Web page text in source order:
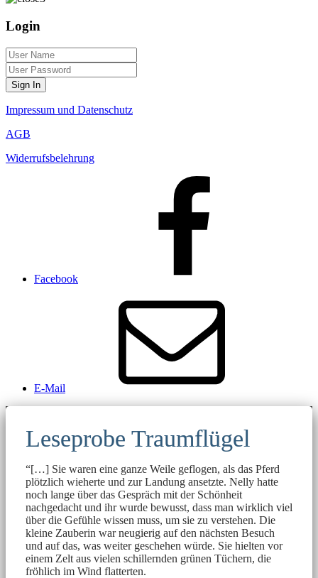
Login
Sign In
Impressum und Datenschutz
AGB
Widerrufsbelehrung
Facebook
E-Mail
Leseprobe Traumflügel
“[…] Sie waren eine ganze Weile geflogen, als das Pferd
plötzlich wieherte und zur Landung ansetzte. Nelly hatte
noch lange über das Gespräch mit der Schönheit
nachgedacht und ihr wurde bewusst, dass man wirklich viel
über die Gefühle wissen muss, um sie zu verstehen. Die
kleine Zauberin war neugierig auf den nächsten Besuch
und auf das, was weiter geschehen würde. Sie hielten vor
einem Zelt aus vielen schillernden grünen Tüchern, die
fröhlich im Wind flatterten.